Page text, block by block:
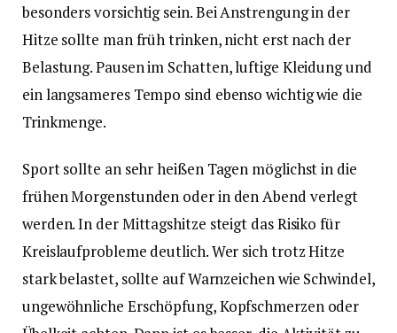
besonders vorsichtig sein. Bei Anstrengung in der
Hitze sollte man früh trinken, nicht erst nach der
Belastung. Pausen im Schatten, luftige Kleidung und
ein langsameres Tempo sind ebenso wichtig wie die
Trinkmenge.
Sport sollte an sehr heißen Tagen möglichst in die
frühen Morgenstunden oder in den Abend verlegt
werden. In der Mittagshitze steigt das Risiko für
Kreislaufprobleme deutlich. Wer sich trotz Hitze
stark belastet, sollte auf Warnzeichen wie Schwindel,
ungewöhnliche Erschöpfung, Kopfschmerzen oder